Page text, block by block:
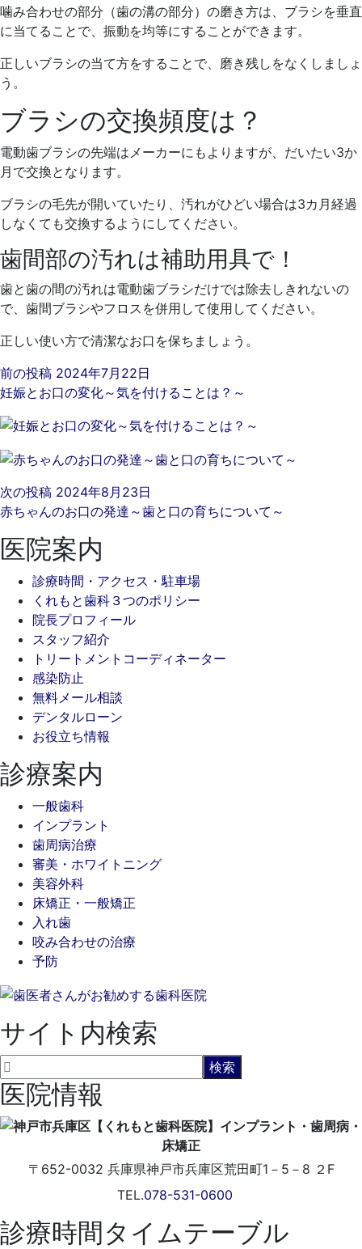
噛み合わせの部分（歯の溝の部分）の磨き方は、ブラシを垂直
に当てることで、振動を均等にすることができます。
正しいブラシの当て方をすることで、磨き残しをなくしましょ
う。
ブラシの交換頻度は？
電動歯ブラシの先端はメーカーにもよりますが、だいたい3か
月で交換となります。
ブラシの毛先が開いていたり、汚れがひどい場合は3カ月経過
しなくても交換するようにしてください。
歯間部の汚れは補助用具で！
歯と歯の間の汚れは電動歯ブラシだけでは除去しきれないの
で、歯間ブラシやフロスを併用して使用してください。
正しい使い方で清潔なお口を保ちましょう。
前の投稿 2024年7月22日
妊娠とお口の変化～気を付けることは？～
次の投稿 2024年8月23日
赤ちゃんのお口の発達～歯と口の育ちについて～
医院案内
診療時間・アクセス・駐車場
くれもと歯科３つのポリシー
院長プロフィール
スタッフ紹介
トリートメントコーディネーター
感染防止
無料メール相談
デンタルローン
お役立ち情報
診療案内
一般歯科
インプラント
歯周病治療
審美・ホワイトニング
美容外科
床矯正・一般矯正
入れ歯
咬み合わせの治療
予防
サイト内検索
医院情報
〒652-0032 兵庫県神戸市兵庫区荒田町1－5－8 ２F
TEL.078-531-0600
診療時間タイムテーブル